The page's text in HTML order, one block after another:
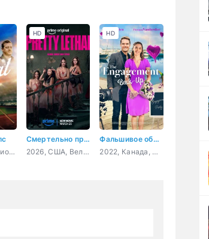
2022, США, биография, спорт
Смертельно прекрасна
2026, США, Великобритания, боевик, комедия, триллер
HD
Фальшивое обручение
2022, Канада, мелодрама, комедия
HD